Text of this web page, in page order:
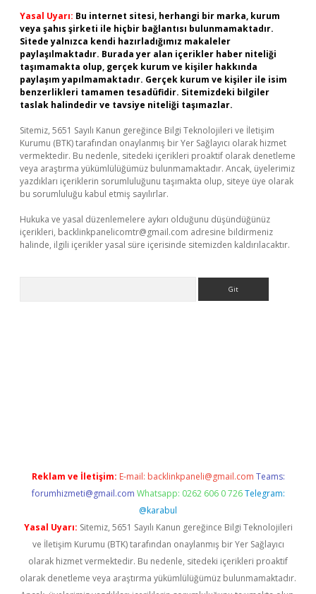
Yasal Uyarı: Bu internet sitesi, herhangi bir marka, kurum
veya şahıs şirketi ile hiçbir bağlantısı bulunmamaktadır.
Sitede yalnızca kendi hazırladığımız makaleler
paylaşılmaktadır. Burada yer alan içerikler haber niteliği
taşımamakta olup, gerçek kurum ve kişiler hakkında
paylaşım yapılmamaktadır. Gerçek kurum ve kişiler ile isim
benzerlikleri tamamen tesadüfidir. Sitemizdeki bilgiler
taslak halindedir ve tavsiye niteliği taşımazlar.
Sitemiz, 5651 Sayılı Kanun gereğince Bilgi Teknolojileri ve İletişim
Kurumu (BTK) tarafından onaylanmış bir Yer Sağlayıcı olarak hizmet
vermektedir. Bu nedenle, sitedeki içerikleri proaktif olarak denetleme
veya araştırma yükümlülüğümüz bulunmamaktadır. Ancak, üyelerimiz
yazdıkları içeriklerin sorumluluğunu taşımakta olup, siteye üye olarak
bu sorumluluğu kabul etmiş sayılırlar.
Hukuka ve yasal düzenlemelere aykırı olduğunu düşündüğünüz
içerikleri, backlinkpanelicomtr@gmail.com adresine bildirmeniz
halinde, ilgili içerikler yasal süre içerisinde sitemizden kaldırılacaktır.
Reklam ve İletişim: E-mail: backlinkpaneli@gmail.com Teams:
forumhizmeti@gmail.com Whatsapp: 0262 606 0 726 Telegram:
@karabul
Yasal Uyarı: Sitemiz, 5651 Sayılı Kanun gereğince Bilgi Teknolojileri
ve İletişim Kurumu (BTK) tarafından onaylanmış bir Yer Sağlayıcı
olarak hizmet vermektedir. Bu nedenle, sitedeki içerikleri proaktif
olarak denetleme veya araştırma yükümlülüğümüz bulunmamaktadır.